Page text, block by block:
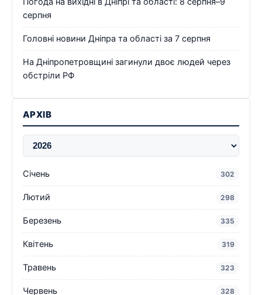
серпня
Головні новини Дніпра та області за 7 серпня
На Дніпропетровщині загинули двоє людей через
обстріли РФ
АРХІВ
Січень 302
Лютий 298
Березень 335
Квітень 319
Травень 323
Червень 328